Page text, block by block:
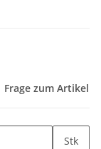
Frage zum Artikel
Stk